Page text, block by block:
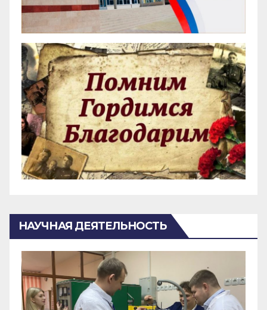
НАУЧНАЯ ДЕЯТЕЛЬНОСТЬ